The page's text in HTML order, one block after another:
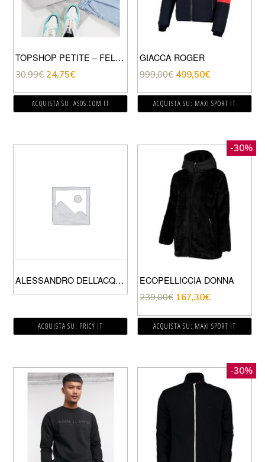
TOPSHOP PETITE – FELPA GRIGIO MÉLANGE CON SCRITTA “LONDON”
30,99€ 24,75€
ACQUISTA SU: ASOS.COM IT
GIACCA ROGER
999,00€ 499,50€
ACQUISTA SU: MAXI SPORT IT
ALESSANDRO DELL’ACQUA GIUBBOTTO UOMO VERDE MILITARE
ACQUISTA SU: PRICY IT
-30%
ECOPELLICCIA DONNA
239,00€ 167,30€
ACQUISTA SU: MAXI SPORT IT
-30%